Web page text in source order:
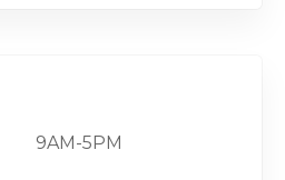
9AM-5PM